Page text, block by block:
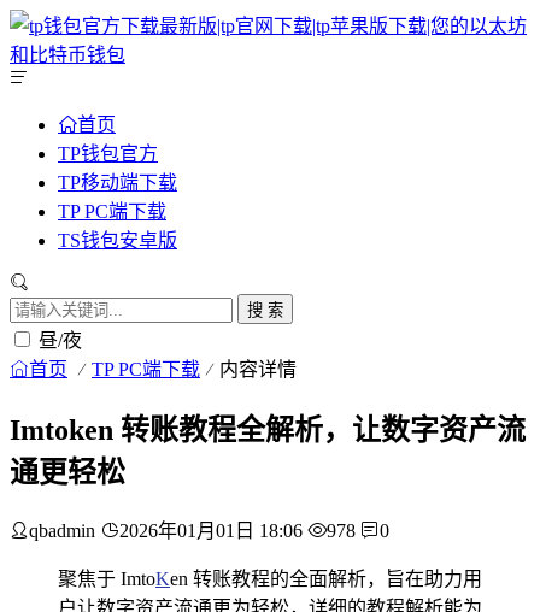
首页
TP钱包官方
TP移动端下载
TP PC端下载
TS钱包安卓版
搜 索
昼/夜
首页 TP PC端下载 内容详情
Imtoken 转账教程全解析，让数字资产流
通更轻松
qbadmin 2026年01月01日 18:06 978 0
聚焦于 ImtoKen 转账教程的全面解析，旨在助力用
户让数字资产流通更为轻松，详细的教程解析能为